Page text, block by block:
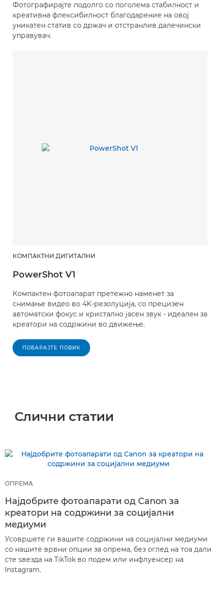
Фотографирајте подолго со поголема стабилност и
креативна флексибилност благодарение на овој
уникатен статив со држач и отстранлив далечински
управувач.
КОМПАКТНИ ДИГИТАЛНИ
PowerShot V1
Компактен фотоапарат претежно наменет за
снимање видео во 4K-резолуција, со прецизен
автоматски фокус и кристално јасен звук - идеален за
креатори на содржини во движење.
ПОБАРАЈТЕ ПОВИК
Слични статии
ОПРЕМА
Најдобрите фотоапарати од Canon за
креатори на содржини за социјални
медиуми
Усовршете ги вашите содржини на социјални медиуми
со нашите врвни опции за опрема, без оглед на тоа дали
сте ѕвезда на TikTok во подем или инфлуенсер на
Instagram.